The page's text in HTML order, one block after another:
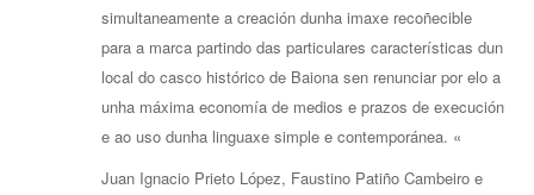
simultaneamente a creación dunha imaxe recoñecible
para a marca partindo das particulares características dun
local do casco histórico de Baiona sen renunciar por elo a
unha máxima economía de medios e prazos de execución
e ao uso dunha linguaxe simple e contemporánea. «
Juan Ignacio Prieto López, Faustino Patiño Cambeiro e